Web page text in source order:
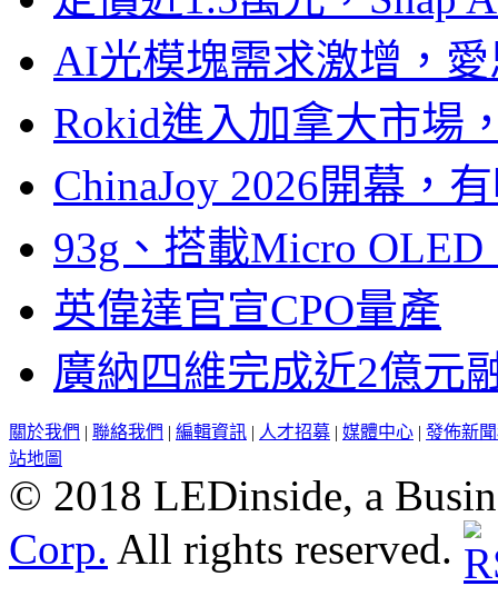
AI光模塊需求激增，
Rokid進入加拿大市場
ChinaJoy 2026開幕，
93g、搭載Micro
英偉達官宣CPO量產
廣納四維完成近2億元
關於我們 | 聯絡我們 | 編輯資訊 | 人才招募 | 媒體中心 | 發佈新
站地圖
© 2018 LEDinside, a
Corp. All rights reserved.